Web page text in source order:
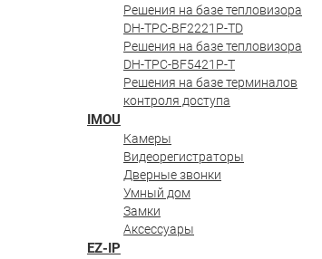
Решения на базе тепловизора
DH-TPC-BF2221P-TD
Решения на базе тепловизора
DH-TPC-BF5421P-T
Решения на базе терминалов
контроля доступа
IMOU
Камеры
Видеорегистраторы
Дверные звонки
Умный дом
Замки
Аксессуары
EZ-IP